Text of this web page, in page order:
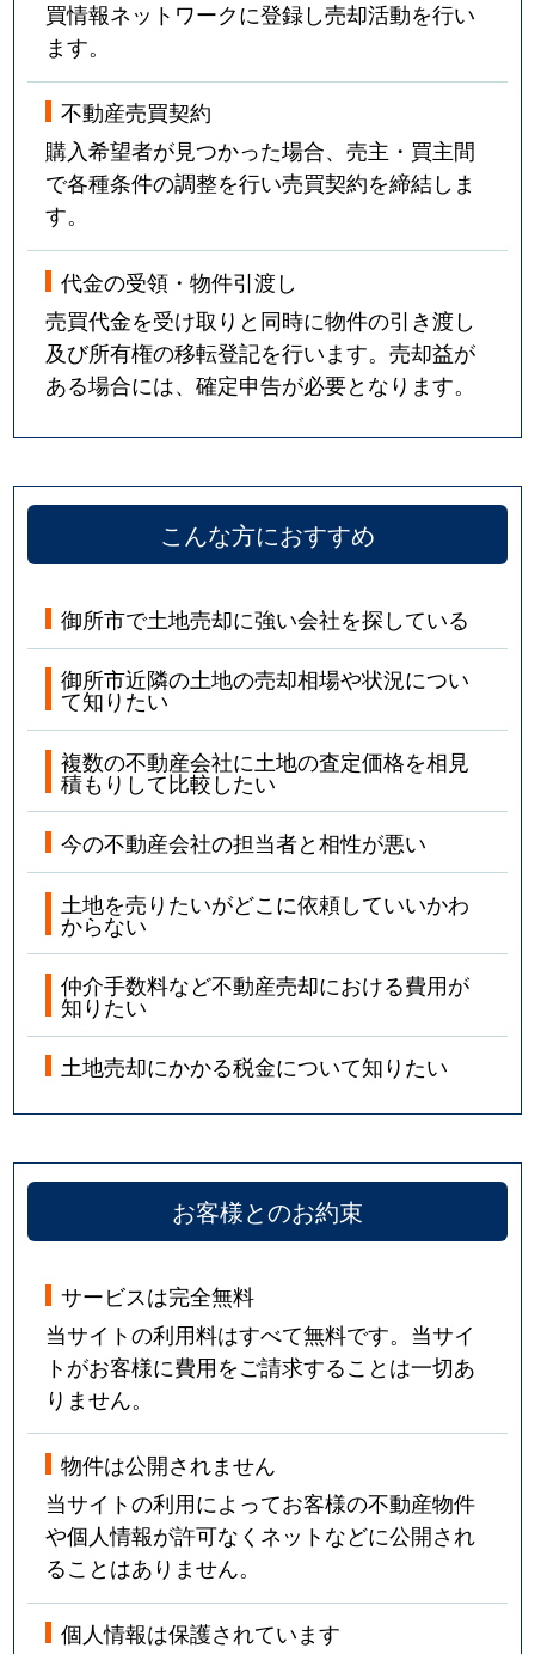
買情報ネットワークに登録し売却活動を行い
ます。
不動産売買契約
購入希望者が見つかった場合、売主・買主間
で各種条件の調整を行い売買契約を締結しま
す。
代金の受領・物件引渡し
売買代金を受け取りと同時に物件の引き渡し
及び所有権の移転登記を行います。売却益が
ある場合には、確定申告が必要となります。
こんな方におすすめ
御所市で土地売却に強い会社を探している
御所市近隣の土地の売却相場や状況につい
て知りたい
複数の不動産会社に土地の査定価格を相見
積もりして比較したい
今の不動産会社の担当者と相性が悪い
土地を売りたいがどこに依頼していいかわ
からない
仲介手数料など不動産売却における費用が
知りたい
土地売却にかかる税金について知りたい
お客様とのお約束
サービスは完全無料
当サイトの利用料はすべて無料です。当サイ
トがお客様に費用をご請求することは一切あ
りません。
物件は公開されません
当サイトの利用によってお客様の不動産物件
や個人情報が許可なくネットなどに公開され
ることはありません。
個人情報は保護されています